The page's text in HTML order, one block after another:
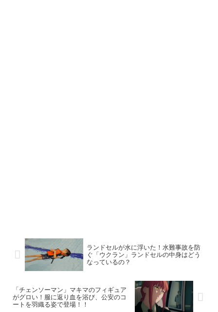
ランドセルが水に浮いた！水難事故を防
ぐ「ウクラン」ランドセルの中身はどう
なっているの？
「チェンソーマン」マキマのフィギュア
がグロい！服に返り血を浴び、公安のコ
ートを羽織る姿で登場！！